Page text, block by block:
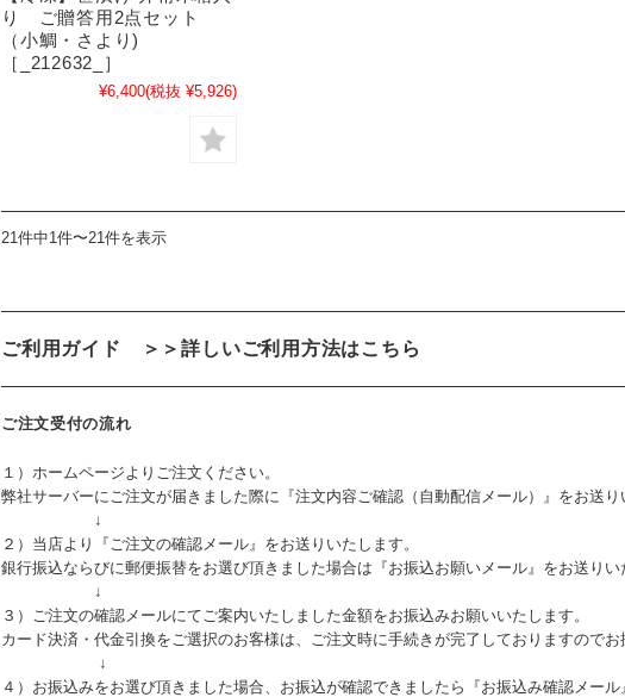
り ご贈答用2点セット
（小鯛・さより)
［_212632_］
¥6,400(税抜 ¥5,926)
21件中1件〜21件を表示
ご利用ガイド ＞＞詳しいご利用方法はこちら
ご注文受付の流れ
１）ホームページよりご注文ください。
弊社サーバーにご注文が届きました際に『注文内容ご確認（自動配信メール）』をお送り
↓
２）当店より『ご注文の確認メール』をお送りいたします。
銀行振込ならびに郵便振替をお選び頂きました場合は『お振込お願いメール』をお送りい
↓
３）ご注文の確認メールにてご案内いたしました金額をお振込みお願いいたします。
カード決済・代金引換をご選択のお客様は、ご注文時に手続きが完了しておりますのでお
↓
４）お振込みをお選び頂きました場合、お振込が確認できましたら『お振込み確認メール